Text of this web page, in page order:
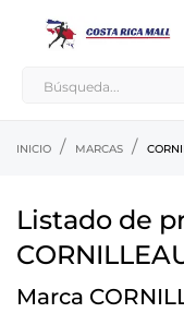
INICIO MARCAS
Listado de
Marca